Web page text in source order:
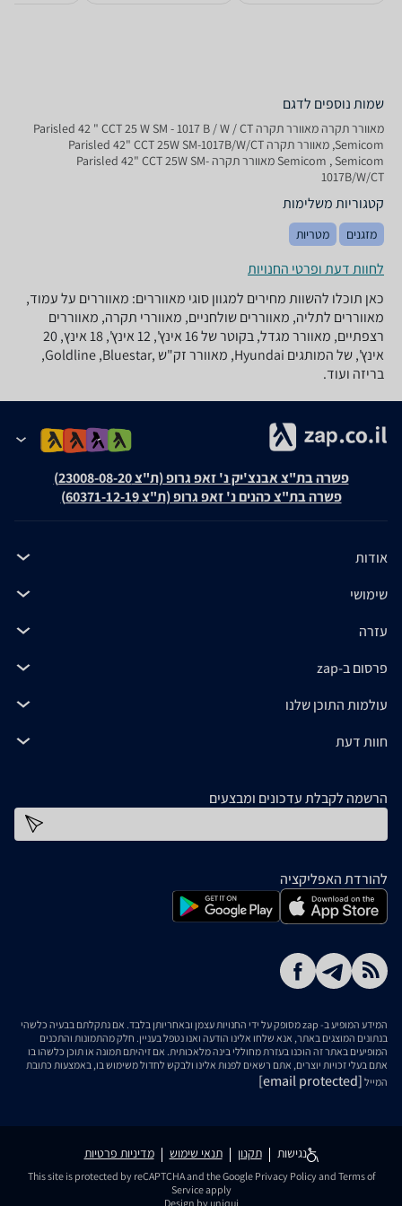
שמות נוספים לדגם
‏מאוורר תקרה מאוורר תקרה Parisled 42 " CCT 25 W SM - 1017 B / W / CT
Semicom, מאוורר תקרה Parisled 42" CCT 25W SM-1017B/W/CT
Semicom , Semicom מאוורר תקרה Parisled 42" CCT 25W SM-
1017B/W/CT
קטגוריות משלימות
מזגנים מטריות
לחוות דעת ופרטי החנויות
כאן תוכלו להשוות מחירים למגוון סוגי מאווררים: מאווררים על עמוד,
מאווררים לתליה, מאווררים שולחניים, מאווררי תקרה, מאווררים
רצפתיים, מאוורר מגדל, בקוטר של 16 אינץ', 12 אינץ', 18 אינץ, 20
אינץ', של המותגים Hyundai, מאוורר זק"ש ,Goldline ,Bluestar,
בריזה ועוד.
פשרה בת"צ אבנצ'יק נ' זאפ גרופ (ת"צ 23008-08-20)
פשרה בת"צ כהנים נ' זאפ גרופ (ת"צ 60371-12-19)
אודות
שימושי
עזרה
פרסום ב-zap
עולמות התוכן שלנו
חוות דעת
הרשמה לקבלת עדכונים ומבצעים
להורדת האפליקציה
המידע המופיע ב- zap מסופק על ידי החנויות עצמן ובאחריותן בלבד. אם נתקלתם בבעיה כלשהי
בנתונים המוצגים באתר, אנא שלחו אלינו הודעה ואנו נטפל בעניין. חלק מהתמונות והתכנים
המופיעים באתר זה הוכנו בעזרת מחוללי בינה מלאכותית. אם זיהיתם תמונה או תוכן כלשהו בו
אתם בעלי זכויות יוצרים, אתם רשאים לפנות אלינו ולבקש לחדול משימוש בו, באמצעות כתובת
המייל [email protected]
נגישות תקנון תנאי שימוש מדיניות פרטיות
This site is protected by reCAPTCHA and the Google Privacy Policyand Terms of
Serviceapply
Design by uniqui